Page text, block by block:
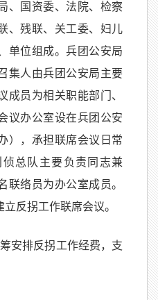
、国资委、法院、检察
、残联、关工委、妇儿
单位组成。兵团公安局
集人由兵团公安局主要
成员为相关职能部门、
议办公室设在兵团公安
），承担联席会议日常
总队主要负责同志兼
联络员为办公室成员。
反拐工作联席会议。
安排反拐工作经费，支